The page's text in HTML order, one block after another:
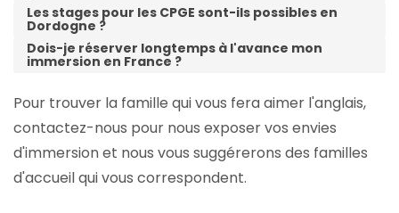
Les stages pour les CPGE sont-ils possibles en
Dordogne ?
Dois-je réserver longtemps à l'avance mon
immersion en France ?
Pour trouver la famille qui vous fera aimer l'anglais,
contactez-nous pour nous exposer vos envies
d'immersion et nous vous suggérerons des familles
d'accueil qui vous correspondent.